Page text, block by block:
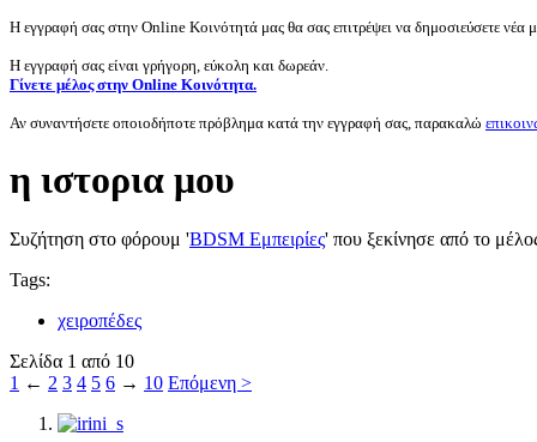
Η εγγραφή σας στην Online Κοινότητά μας θα σας επιτρέψει να δημοσιεύσετε
Η εγγραφή σας είναι γρήγορη, εύκολη και δωρεάν.
Γίνετε μέλος στην Online Κοινότητα.
Αν συναντήσετε οποιοδήποτε πρόβλημα κατά την εγγραφή σας, παρακαλώ
η ιστορια μου
Συζήτηση στο φόρουμ 'BDSM Εμπειρίες' που ξεκίνησε από το
Tags:
χειροπέδες
Σελίδα 1 από 10
1 ← 2 3 4 5 6 → 10 Επόμενη >